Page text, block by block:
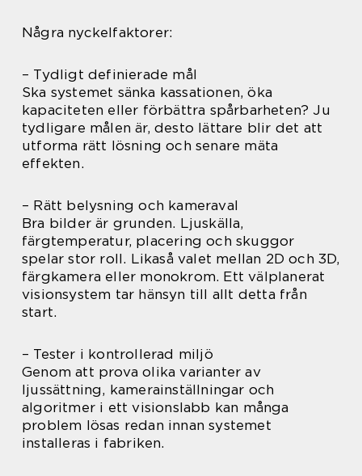
Några nyckelfaktorer:
– Tydligt definierade mål
Ska systemet sänka kassationen, öka
kapaciteten eller förbättra spårbarheten? Ju
tydligare målen är, desto lättare blir det att
utforma rätt lösning och senare mäta
effekten.
– Rätt belysning och kameraval
Bra bilder är grunden. Ljuskälla,
färgtemperatur, placering och skuggor
spelar stor roll. Likaså valet mellan 2D och 3D,
färgkamera eller monokrom. Ett välplanerat
visionsystem tar hänsyn till allt detta från
start.
– Tester i kontrollerad miljö
Genom att prova olika varianter av
ljussättning, kamerainställningar och
algoritmer i ett visionslabb kan många
problem lösas redan innan systemet
installeras i fabriken.